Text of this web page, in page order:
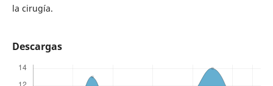
la cirugía.
Descargas